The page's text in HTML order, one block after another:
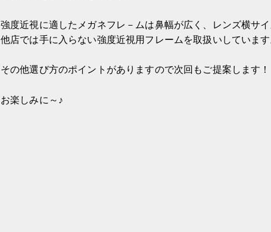
強度近視に適したメガネフレ－ムは鼻幅が広く、レンズ横サ
他店では手に入らない強度近視用フレームを取扱いしていま
その他選び方のポイントがありますので次回もご提案します！
お楽しみに～♪